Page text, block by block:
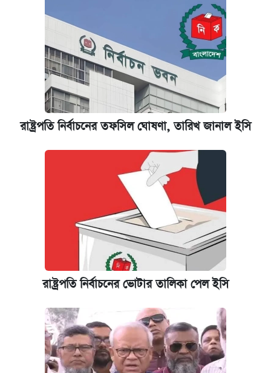
রাষ্ট্রপতি নির্বাচনের তফসিল ঘোষণা, তারিখ জানাল ইসি
রাষ্ট্রপতি নির্বাচনের ভোটার তালিকা পেল ইসি